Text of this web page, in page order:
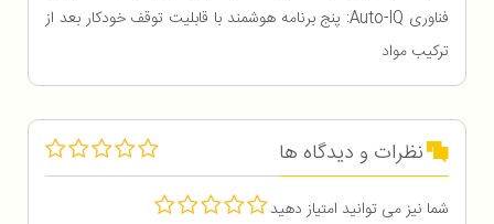
فناوری Auto-IQ: پنج برنامه هوشمند با قابلیت توقف خودکار بعد از
ترکیب مواد
نظرات و دیدگاه ها
شما نیز می توانید امتیاز دهید